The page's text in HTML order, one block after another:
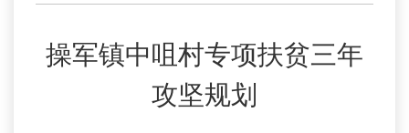
操军镇中咀村专项扶贫三年
攻坚规划